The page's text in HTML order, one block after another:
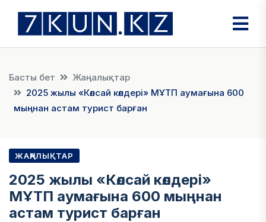
Басты бет
Жаңалықтар
2025 жылы «Көлсай көлдері» МҰТП аумағына 600
мыңнан астам турист барған
ЖАҢАЛЫҚТАР
2025 жылы «Көлсай көлдері»
МҰТП аумағына 600 мыңнан
астам турист барған